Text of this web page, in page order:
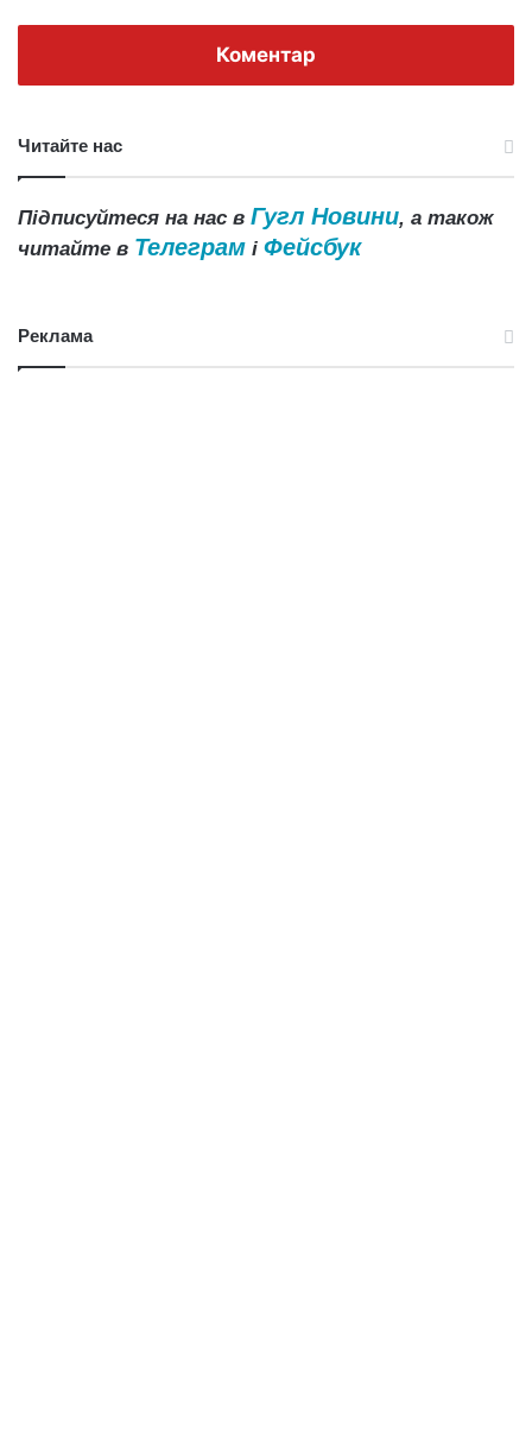
Коментар
Читайте нас
Підписуйтеся на нас в Гугл Новини, а також
читайте в Телеграм і Фейсбук
Реклама